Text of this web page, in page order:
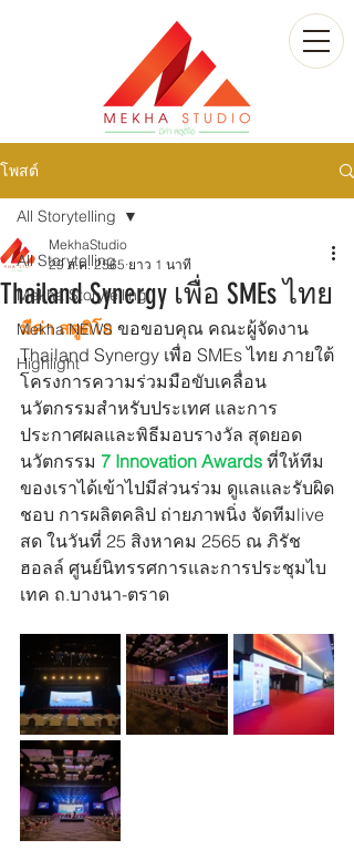
โพสต์
All Storytelling
Mekha Storytelling
Mekha NEWS
Highlight
All Storytelling
Thailand Synergy เพื่อ SMEs ไทย
MekhaStudio
29 ส.ค. 2565 ยาว 1 นาที
มีค่า สตูดิโอ ขอขอบคุณ คณะผู้จัดงาน
Thailand Synergy เพื่อ SMEs ไทย ภายใต้
โครงการความร่วมมือขับเคลื่อน
นวัตกรรมสำหรับประเทศ และการ
ประกาศผลและพิธีมอบรางวัล สุดยอด
นวัตกรรม 7 Innovation Awards ที่ให้ทีม
ของเราได้เข้าไปมีส่วนร่วม ดูแลและรับผิด
ชอบ การผลิตคลิป ถ่ายภาพนิ่ง จัดทีมlive
สด ในวันที่ 25 สิงหาคม 2565 ณ ภิรัช
ฮอลล์ ศูนย์นิทรรศการและการประชุมไบ
เทค ถ.บางนา-ตราด